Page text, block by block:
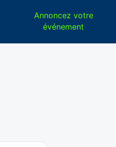
Annoncez votre
événement